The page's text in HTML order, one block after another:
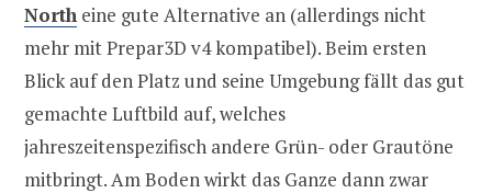
North eine gute Alternative an (allerdings nicht
mehr mit Prepar3D v4 kompatibel). Beim ersten
Blick auf den Platz und seine Umgebung fällt das gut
gemachte Luftbild auf, welches
jahreszeitenspezifisch andere Grün- oder Grautöne
mitbringt. Am Boden wirkt das Ganze dann zwar